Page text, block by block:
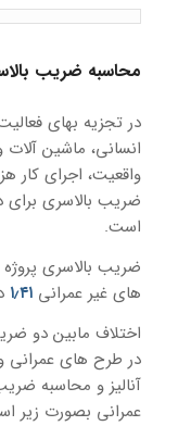
محاسبه ضریب
در تجزیه بهای
انسانی، ماشین
واقعیت، اجرای کار
ضریب بالاسری برای
است.
ضریب بالاسری
های غیر عمرانی ۱٫۴۱
اختلاف مابین دو
در طرح های عمرانی
آنالیز و محاسبه
عمرانی بصورت زیر